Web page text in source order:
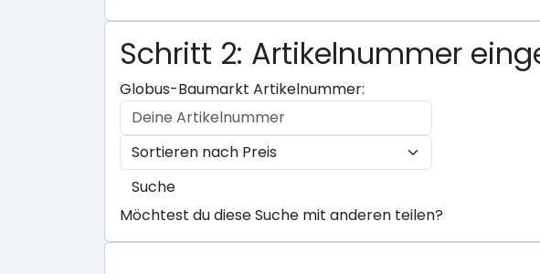
Schritt 2: Artikelnummer
Globus-Baumarkt Artikelnummer:
Suche
Möchtest du diese Suche mit anderen teilen?